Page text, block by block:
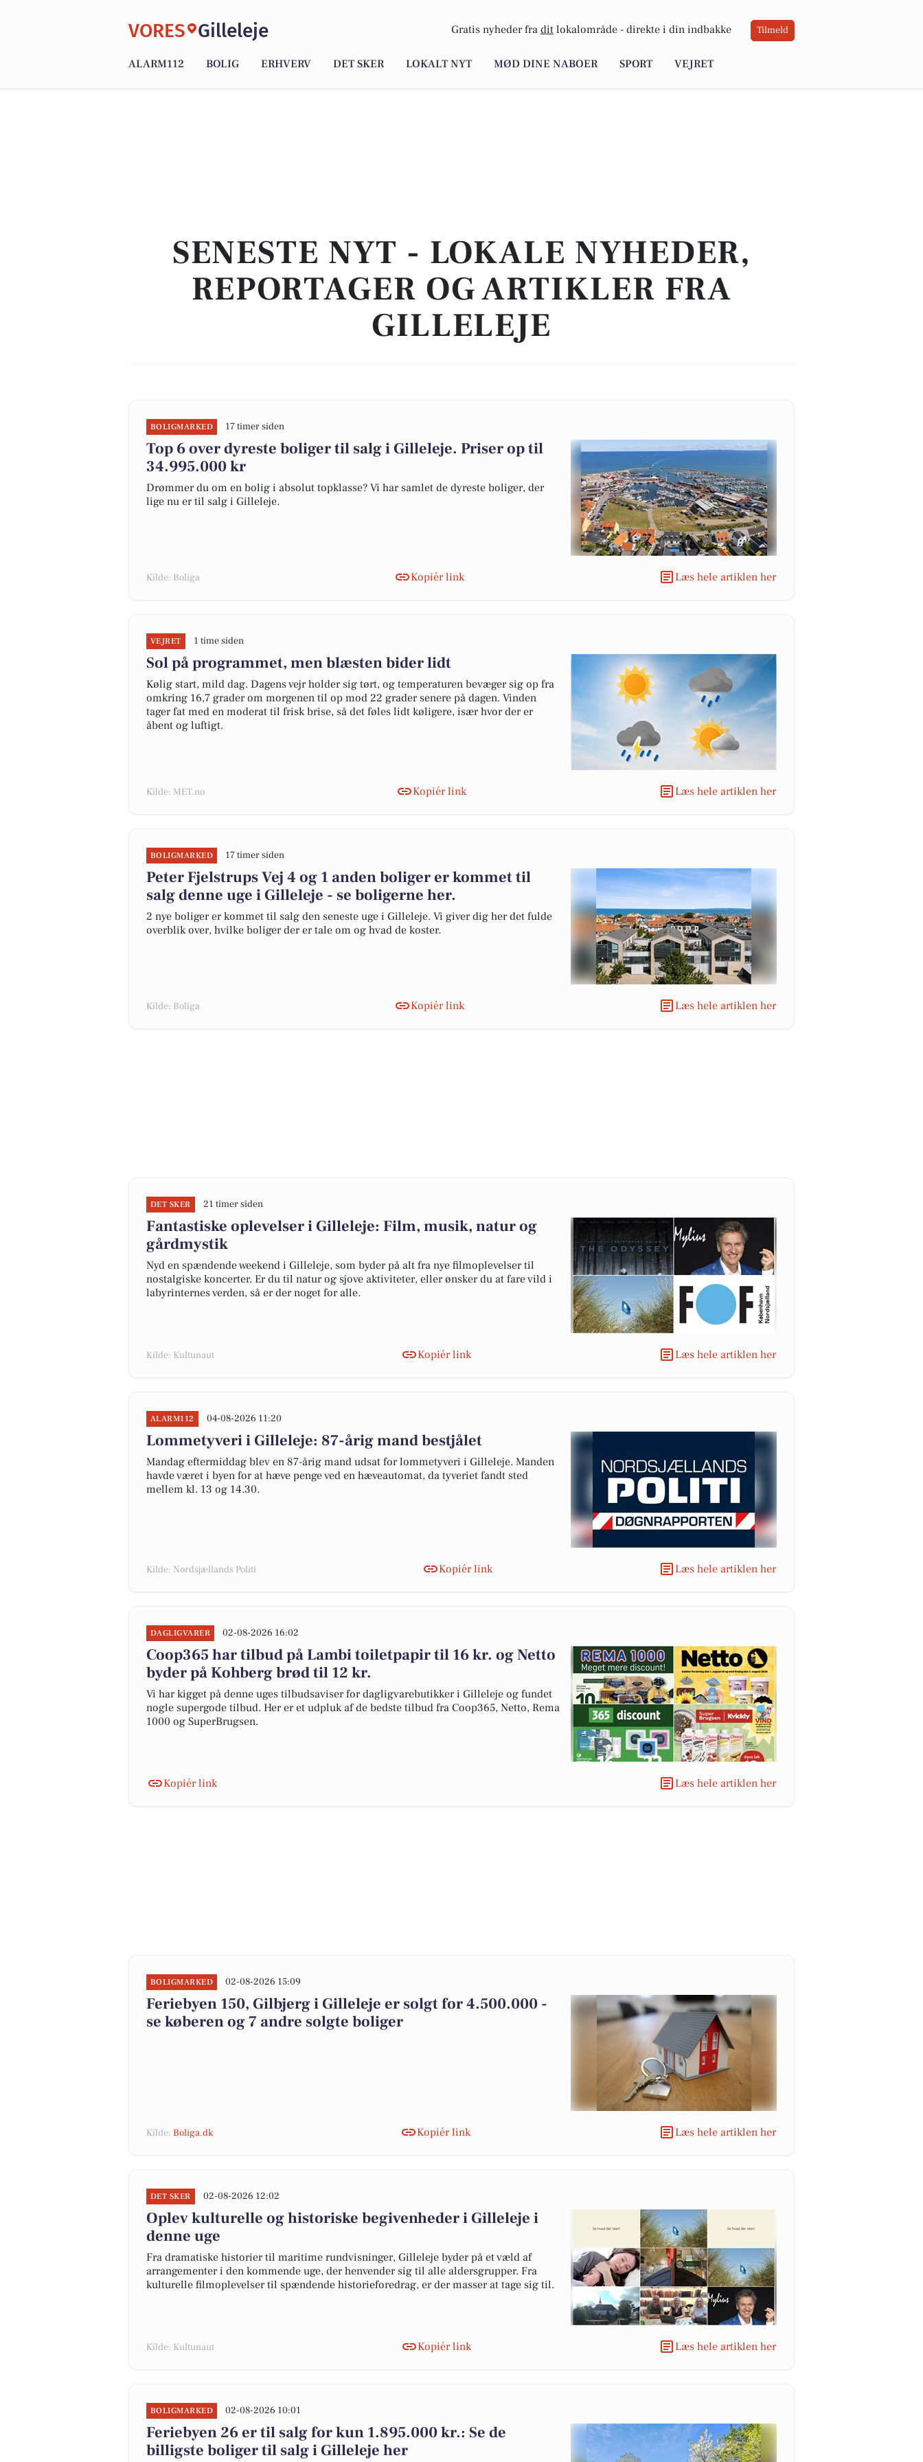
VORES Gilleleje Gratis nyheder fra dit lokalområde - direkte i din indbakke Tilmeld
ALARM112 BOLIG ERHVERV DET SKER LOKALT NYT MØD DINE NABOER SPORT VEJRET
SENESTE NYT - LOKALE NYHEDER,
REPORTAGER OG ARTIKLER FRA
GILLELEJE
BOLIGMARKED 17 timer siden
Top 6 over dyreste boliger til salg i Gilleleje. Priser op til
34.995.000 kr
Drømmer du om en bolig i absolut topklasse? Vi har samlet de dyreste boliger, der
lige nu er til salg i Gilleleje.
Kilde: Boliga Kopiér link Læs hele artiklen her
VEJRET 1 time siden
Sol på programmet, men blæsten bider lidt
Kølig start, mild dag. Dagens vejr holder sig tørt, og temperaturen bevæger sig op fra
omkring 16,7 grader om morgenen til op mod 22 grader senere på dagen. Vinden
tager fat med en moderat til frisk brise, så det føles lidt køligere, især hvor der er
åbent og luftigt.
Kilde: MET.no Kopiér link Læs hele artiklen her
BOLIGMARKED 17 timer siden
Peter Fjelstrups Vej 4 og 1 anden boliger er kommet til
salg denne uge i Gilleleje - se boligerne her.
2 nye boliger er kommet til salg den seneste uge i Gilleleje. Vi giver dig her det fulde
overblik over, hvilke boliger der er tale om og hvad de koster.
Kilde: Boliga Kopiér link Læs hele artiklen her
DET SKER 21 timer siden
Fantastiske oplevelser i Gilleleje: Film, musik, natur og
gårdmystik
Nyd en spændende weekend i Gilleleje, som byder på alt fra nye filmoplevelser til
nostalgiske koncerter. Er du til natur og sjove aktiviteter, eller ønsker du at fare vild i
labyrinternes verden, så er der noget for alle.
Kilde: Kultunaut Kopiér link Læs hele artiklen her
ALARM112 04-08-2026 11:20
Lommetyveri i Gilleleje: 87-årig mand bestjålet
Mandag eftermiddag blev en 87-årig mand udsat for lommetyveri i Gilleleje. Manden
havde været i byen for at hæve penge ved en hæveautomat, da tyveriet fandt sted
mellem kl. 13 og 14.30.
Kilde: Nordsjællands Politi Kopiér link Læs hele artiklen her
DAGLIGVARER 02-08-2026 16:02
Coop365 har tilbud på Lambi toiletpapir til 16 kr. og Netto
byder på Kohberg brød til 12 kr.
Vi har kigget på denne uges tilbudsaviser for dagligvarebutikker i Gilleleje og fundet
nogle supergode tilbud. Her er et udpluk af de bedste tilbud fra Coop365, Netto, Rema
1000 og SuperBrugsen.
Kopiér link Læs hele artiklen her
BOLIGMARKED 02-08-2026 15:09
Feriebyen 150, Gilbjerg i Gilleleje er solgt for 4.500.000 -
se køberen og 7 andre solgte boliger
Kilde: Boliga.dk Kopiér link Læs hele artiklen her
DET SKER 02-08-2026 12:02
Oplev kulturelle og historiske begivenheder i Gilleleje i
denne uge
Fra dramatiske historier til maritime rundvisninger, Gilleleje byder på et væld af
arrangementer i den kommende uge, der henvender sig til alle aldersgrupper. Fra
kulturelle filmoplevelser til spændende historieforedrag, er der masser at tage sig til.
Kilde: Kultunaut Kopiér link Læs hele artiklen her
BOLIGMARKED 02-08-2026 10:01
Feriebyen 26 er til salg for kun 1.895.000 kr.: Se de
billigste boliger til salg i Gilleleje her